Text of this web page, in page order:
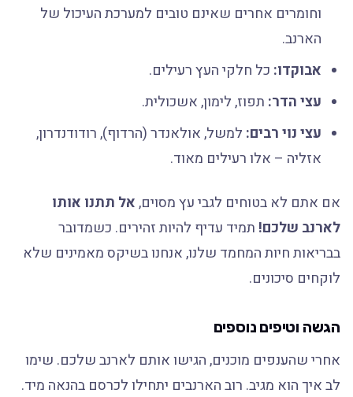
וחומרים אחרים שאינם טובים למערכת העיכול של
הארנב.
אבוקדו:כל חלקי העץ רעילים.
עצי הדר:תפוז, לימון, אשכולית.
עצי נוי רבים:למשל, אולאנדר (הרדוף), רודודנדרון,
אזליה – אלו רעילים מאוד.
אם אתם לא בטוחים לגבי עץ מסוים,אל תתנו אותו
לארנב שלכם!תמיד עדיף להיות זהירים. כשמדובר
בבריאות חיות המחמד שלנו, אנחנו בשיקס מאמינים שלא
לוקחים סיכונים.
הגשה וטיפים נוספים
אחרי שהענפים מוכנים, הגישו אותם לארנב שלכם. שימו
לב איך הוא מגיב. רוב הארנבים יתחילו לכרסם בהנאה מיד.